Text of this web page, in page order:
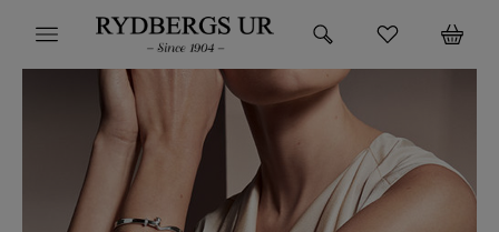
KLOCKOR
VARUMÄRKEN